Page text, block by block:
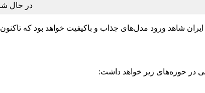
در حال
شاهد ورود مدل‌های جذاب و باکیفیت خواهد بود که
در حوزه‌های زیر خواهد داشت: